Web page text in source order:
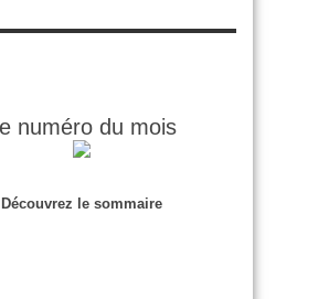
numéro du mois
Découvrez le sommaire